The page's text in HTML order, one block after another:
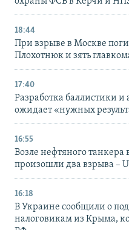
18:44
При взрыве в Москве
Плохотнюк и зять
17:40
Разработка баллистики
ожидает «нужных
16:55
Возле нефтяного
произошли два взрыва –
16:18
В Украине сообщили о
налоговикам из Крыма,